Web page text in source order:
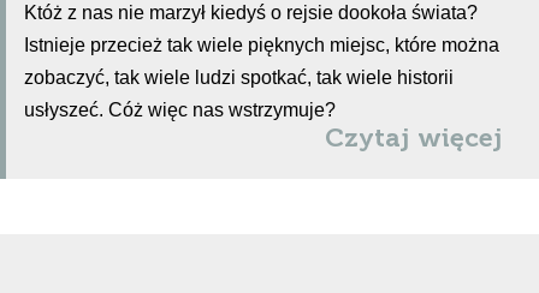
Któż z nas nie marzył kiedyś o rejsie dookoła świata?
Istnieje przecież tak wiele pięknych miejsc, które można
zobaczyć, tak wiele ludzi spotkać, tak wiele historii
usłyszeć. Cóż więc nas wstrzymuje?
Czytaj więcej